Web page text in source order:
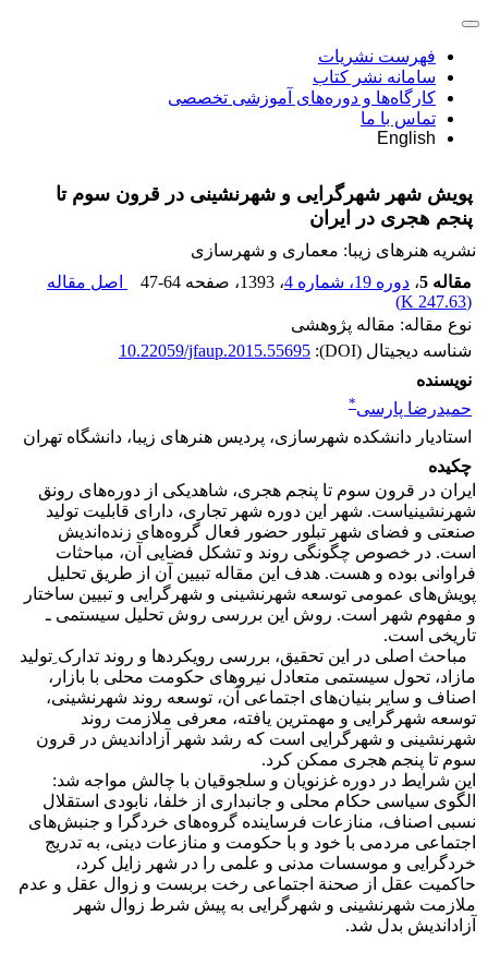
فهرست نشریات
سامانه نشر کتاب
کارگاه‌ها و دوره‌های آموزشی تخصصی
تماس با ما
English
پویش شهر شهرگرایی و شهرنشینی در قرون سوم تا
پنجم هجری در ایران
نشریه هنرهای زیبا: معماری و شهرسازی
مقاله 5
، دوره 19، شماره 4 ، 1393 ، صفحه 47-64
اصل مقاله
(
247.63 K
)
نوع مقاله: مقاله پژوهشی
شناسه دیجیتال (DOI):
10.22059/jfaup.2015.55695
نویسنده
حمید‌رضا پارسی*
استادیار دانشکده شهرسازی، پردیس هنرهای زیبا، دانشگاه تهران
چکیده
ایران در قرون سوم تا پنجم هجری، شاهدیکی از دوره‌های رونق
شهرنشینیاست. شهر این دوره شهر تجاری، دارای قابلیت تولید
صنعتی و فضای شهر تبلور حضور فعال گروه‌های زنده‌اندیش
است. در خصوص چگونگی روند و تشکل فضایی آن، مباحثات
فراوانی بوده و هست. هدف این مقاله تبیین آن از طریق تحلیل
پویش‌های عمومی توسعه شهرنشینی و شهرگرایی و تبیین ساختار
و مفهوم شهر است. روش این بررسی روش تحلیل سیستمی‌ ـ‌
تاریخی است.
مباحث اصلی در این تحقیق، بررسی رویکردها و روند تدارک ِتولید
مازاد، تحول سیستمی متعادل نیروهای حکومت محلی با بازار،
اصناف و سایر بنیان‌های اجتماعی آن، توسعه روند شهرنشینی،
توسعه شهرگرایی و مهمترین یافته، معرفی ملازمت روند
شهرنشینی و شهرگرایی است که رشد شهر آزاد‌اندیش در قرون
سوم تا پنجم هجری ممکن کرد.
این شرایط در دوره غزنویان و سلجوقیان با چالش مواجه شد:
الگوی سیاسی حکام محلی و جانبداری از خلفا، نابودی استقلال
نسبی اصناف، منازعات فرساینده گروه‌های خردگرا و جنبش‌های
اجتماعی مردمی با خود و با حکومت و منازعات دینی، به تدریج
خردگرایی و موسسات مدنی و علمی را در شهر زایل کرد،
حاکمیت عقل از صحنة اجتماعی رخت بربست و زوال عقل و عدم
ملازمت شهرنشینی و شهرگرایی به پیش شرط زوال شهر
آزاداندیش بدل شد.